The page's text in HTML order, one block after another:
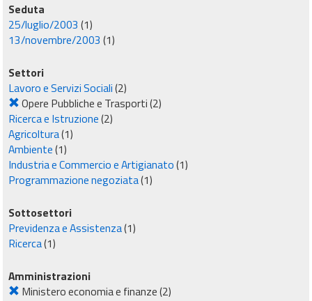
Seduta
25/luglio/2003 (1)
13/novembre/2003 (1)
Settori
Lavoro e Servizi Sociali(2)
Opere Pubbliche e Trasporti(2)
Ricerca e Istruzione(2)
Agricoltura(1)
Ambiente(1)
Industria e Commercio e Artigianato(1)
Programmazione negoziata(1)
Sottosettori
Previdenza e Assistenza(1)
Ricerca(1)
Amministrazioni
Ministero economia e finanze(2)